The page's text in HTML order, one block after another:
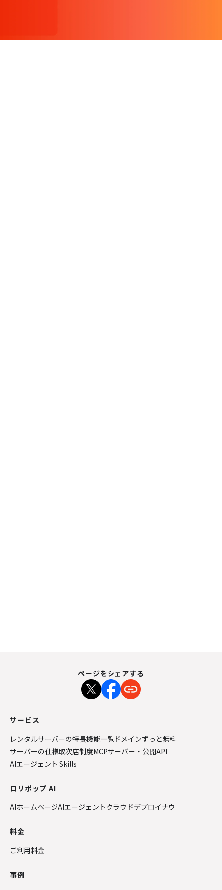
ページをシェアする
サービス
レンタルサーバーの特長機能一覧 ドメインずっと無料
サーバーの仕様取次店制度MCPサーバー・公開API
AIエージェント Skills
ロリポップ AI
AIホームページAIエージェントクラウドデプロイナウ
料金
ご利用料金
事例